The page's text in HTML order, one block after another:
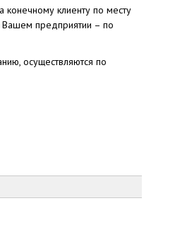
конечному клиенту по месту
Вашем предприятии – по
осуществляются по